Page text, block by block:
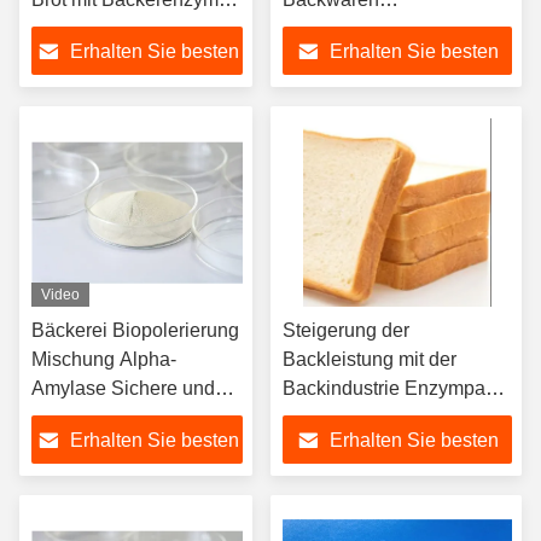
Funktion 5 Verbessern
Sie die innere Struktur
von Buns
Erhalten Sie besten
Backwarenzusatzstoffe zur
Hydrolyse von Fett in
anderen
Erhalten Sie besten
Video
Bäckerei Biopolerierung
Mischung Alpha-
Amylase Sichere und
konsistente Polierung im
Temperaturbereich 30C-
70C für empfindliche
Erhalten Sie besten
Steigerung der
Backleistung mit der
Backindustrie Enzympaket
und Lagerung Feststoff 20
kg/FassErhalten Sie besten